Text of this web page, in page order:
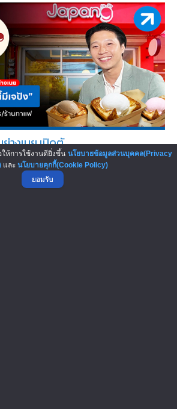
างเนย เปิดตั...
จของธุรกิจร้านอาหารไม่ใช่แค่รสชาติ
วรต...
ให้การใช้งานดียิ่งขึ้น นโยบายข้อมูลส่วนบุคคล(Privacy
และ นโยบายคุกกี้(Cookie Policy)
ยอมรับ